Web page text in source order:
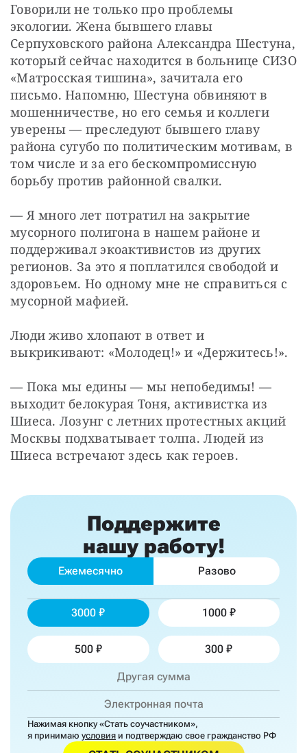
Говорили не только про проблемы
экологии. Жена бывшего главы
Серпуховского района Александра Шестуна,
который сейчас находится в больнице СИЗО
«Матросская тишина», зачитала его
письмо. Напомню, Шестуна обвиняют в
мошенничестве, но его семья и коллеги
уверены — преследуют бывшего главу
района сугубо по политическим мотивам, в
том числе и за его бескомпромиссную
борьбу против районной свалки.
— Я много лет потратил на закрытие
мусорного полигона в нашем районе и
поддерживал экоактивистов из других
регионов. За это я поплатился свободой и
здоровьем. Но одному мне не справиться с
мусорной мафией.
Люди живо хлопают в ответ и
выкрикивают: «Молодец!» и «Держитесь!».
— Пока мы едины — мы непобедимы! —
выходит белокурая Тоня, активистка из
Шиеса. Лозунг с летних протестных акций
Москвы подхватывает толпа. Людей из
Шиеса встречают здесь как героев.
Поддержите
нашу работу!
Ежемесячно Разово
3000 1000
500 300
Нажимая кнопку «Стать соучастником»,
я принимаю условия и подтверждаю свое гражданство РФ